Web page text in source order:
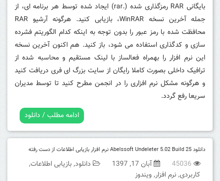
بایگانی RAR رمزگذاری شده (.rar) ایجاد شده توسط هر برنامه ای، از
جمله آخرین نسخه WinRAR، بازیابی کنید.
هرگونه آرشیو RAR
محافظت شده با رمز عبور را بدون توجه به اینکه کدام الگوریتم فشرده
سازی و کدگذاری استفاده می شود، باز کنید. هم اکنون آخرین نسخه
این نرم افزار را بهمراه فعالساز با لینک مستقیم و محاسبه شده از
ترافیک داخلی بصورت کاملا رایگان از سایت بزرگ ای فری دریافت کنید
و هرگونه مشکل نرم افزاری را در انجمن مطرح کنید تا توسط مدیران
سریعا رفع گردد.
ادامه مطلب / دانلود
دانلود Abelssoft Undeleter 5.02 Build 25 نرم افزار بازیابی اطلاعات از دست رفته
45036 آبان 17, 1397 دانلود,بازیابی اطلاعات,
کاربردی,نرم افزار,ویندوز